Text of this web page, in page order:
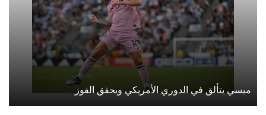
ميسي يتألق في الدوري الأمريكي ويحقق الفوز